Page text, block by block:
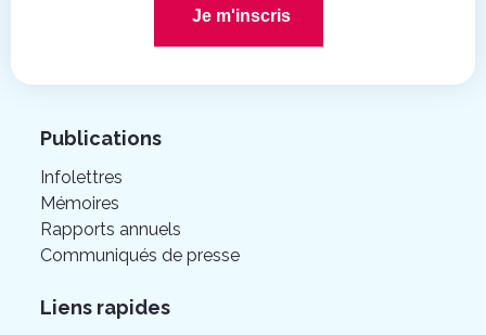
Je m'inscris
Publications
Infolettres
Mémoires
Rapports annuels
Communiqués de presse
Liens rapides